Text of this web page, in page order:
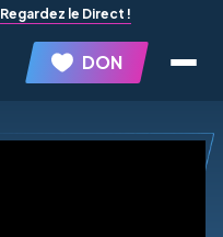
Regardez le Direct !
DON